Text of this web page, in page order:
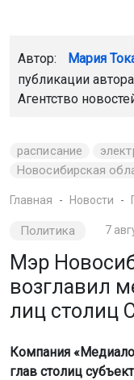
Автор: Мария
публикации автора
Агентство
расписание
Новосибирская
Главная Новости
Политика 7
Мэр
возглавил
лиц столиц
Компания
глав столиц